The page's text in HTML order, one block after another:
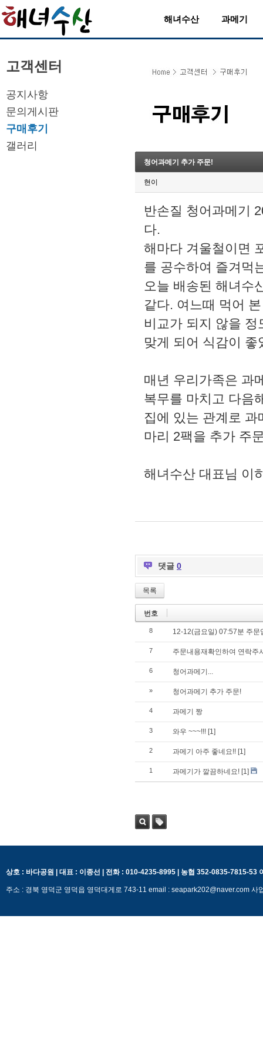
해녀수산 과메기
고객센터
공지사항
문의게시판
구매후기
갤러리
청어과메기 추가 주문!
현이
반손질 청어과메기
다.
해마다 겨울철이면
를 공수하여 즐겨먹
오늘 배송된 해녀수
같다. 여느때 먹어
비교가 되지 않을
맞게 되어 식감이 좋
매년 우리가족은 과
복무를 마치고 다음
집에 있는 관계로
마리 2팩을 추가 주
해녀수산 대표님 이
댓글 0
목록
번호
8 12-12(금요일) 07:57분 주문
7 주문내용재확인하여 연락주
6 청어과메기...
» 청어과메기 추가 주문!
4 과메기 짱
3 와우 ~~~!!! [1]
2 과메기 아주 좋네요!! [1]
1 과메기가 깔끔하네요! [1]
상호 : 바다공원 | 대표 : 이종선 | 전화 : 010-4235-8995 | 농협 352-0835-7815-53
주소 : 경북 영덕군 영덕읍 영덕대게로 743-11 email : seapark202@naver.com